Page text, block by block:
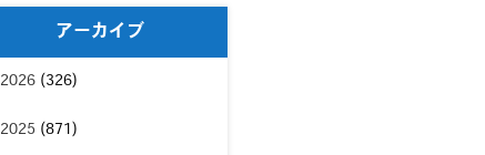
アーカイブ
2026(326)
2025 (871)